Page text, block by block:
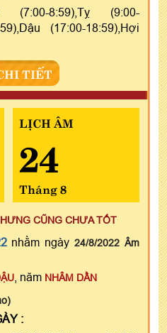
(7:00-8:59),Tỵ (9:00-
(17:00-18:59),Hợi
TIẾT
LỊCH ÂM
24
Tháng 8
CŨNG CHƯA TỐT
nhằm ngày24/8/2022 Âm
, năm NHÂM DẦN
: